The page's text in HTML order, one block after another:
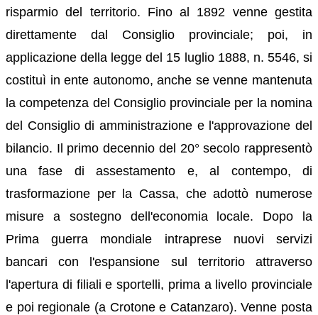
risparmio del territorio. Fino al 1892 venne gestita
direttamente dal Consiglio provinciale; poi, in
applicazione della legge del 15 luglio 1888, n. 5546, si
costituì in ente autonomo, anche se venne mantenuta
la competenza del Consiglio provinciale per la nomina
del Consiglio di amministrazione e l'approvazione del
bilancio. Il primo decennio del 20° secolo rappresentò
una fase di assestamento e, al contempo, di
trasformazione per la Cassa, che adottò numerose
misure a sostegno dell'economia locale. Dopo la
Prima guerra mondiale intraprese nuovi servizi
bancari con l'espansione sul territorio attraverso
l'apertura di filiali e sportelli, prima a livello provinciale
e poi regionale (a Crotone e Catanzaro). Venne posta